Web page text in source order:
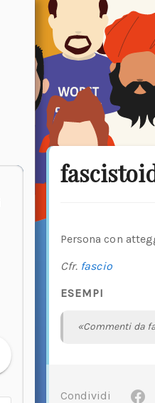
Persona con
Cfr. fascio
ESEMPI
«Commenti da
Condividi